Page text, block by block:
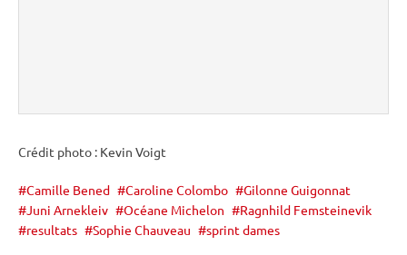
Crédit photo : Kevin Voigt
Camille Bened Caroline Colombo
Gilonne Guigonnat
Juni Arnekleiv
Océane Michelon
Ragnhild Femsteinevik
resultats
Sophie Chauveau sprint dames